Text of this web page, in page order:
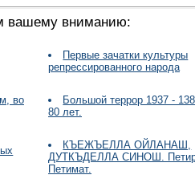
вашему вниманию:
Первые зачатки культуры
репрессированного народа
во
Большой террор 1937 - 138
80 лет.
КЪЕЖЪЕЛЛА ОЙЛАНАШ,
ДУТКЪДЕЛЛА СИНОШ.
Петимат.